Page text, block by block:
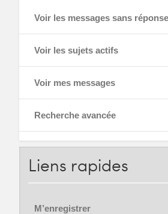
Voir les messages sans réponse
Voir les sujets actifs
Voir mes messages
Recherche avancée
Liens rapides
M’enregistrer